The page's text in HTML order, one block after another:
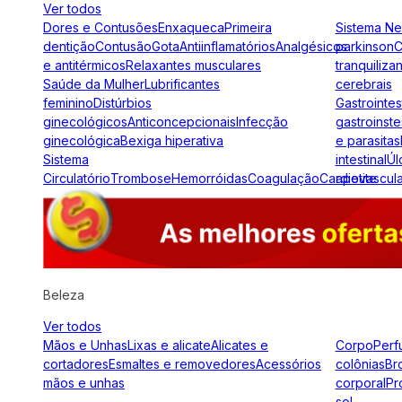
Ver todos
Dores e ContusõesEnxaquecaPrimeira
dentiçãoContusãoGotaAntiinflamatóriosAnalgésicos
e antitérmicosRelaxantes musculares
Saúde da MulherLubrificantes
femininoDistúrbios
ginecológicosAnticoncepcionaisInfecção
ginecológicaBexiga hiperativa
Sistema
CirculatórioTromboseHemorróidasCoagulação
Sistema
parkinson
cerebrais
e parasitas
intestinal
apetite
Beleza
Ver todos
Mãos e UnhasLixas e alicateAlicates e
cortadoresEsmaltes e removedoresAcessórios
mãos e unhas
Corpo
colônias
corporal